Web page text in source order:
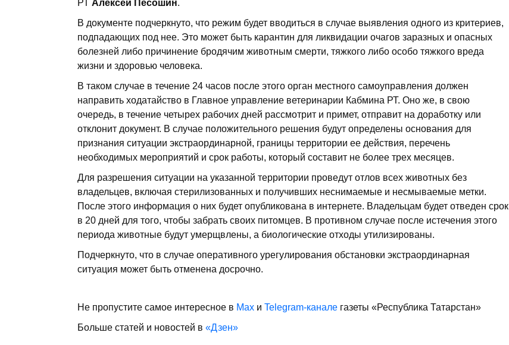
РТ Алексей Песошин.
В документе подчеркнуто, что режим будет вводиться в случае выявления одного из критериев,
подпадающих под нее. Это может быть карантин для ликвидации очагов заразных и опасных
болезней либо причинение бродячим животным смерти, тяжкого либо особо тяжкого вреда
жизни и здоровью человека.
В таком случае в течение 24 часов после этого орган местного самоуправления должен
направить ходатайство в Главное управление ветеринарии Кабмина РТ. Оно же, в свою
очередь, в течение четырех рабочих дней рассмотрит и примет, отправит на доработку или
отклонит документ. В случае положительного решения будут определены основания для
признания ситуации экстраординарной, границы территории ее действия, перечень
необходимых мероприятий и срок работы, который составит не более трех месяцев.
Для разрешения ситуации на указанной территории проведут отлов всех животных без
владельцев, включая стерилизованных и получивших неснимаемые и несмываемые метки.
После этого информация о них будет опубликована в интернете. Владельцам будет отведен срок
в 20 дней для того, чтобы забрать своих питомцев. В противном случае после истечения этого
периода животные будут умерщвлены, а биологические отходы утилизированы.
Подчеркнуто, что в случае оперативного урегулирования обстановки экстраординарная
ситуация может быть отменена досрочно.
Не пропустите самое интересное в Max и Telegram-канале газеты «Республика Татарстан»
Больше статей и новостей в «Дзен»